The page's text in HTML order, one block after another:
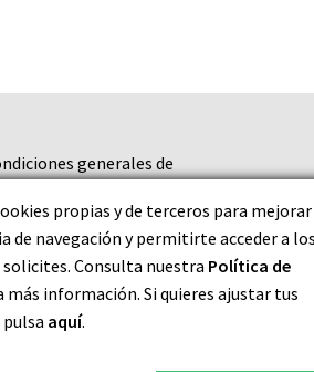
generales de
|
propias y de terceros para mejorar
de navegación y permitirte acceder a
solicites. Consulta nuestra Política de
más información. Si quieres ajustar tus
aquí.